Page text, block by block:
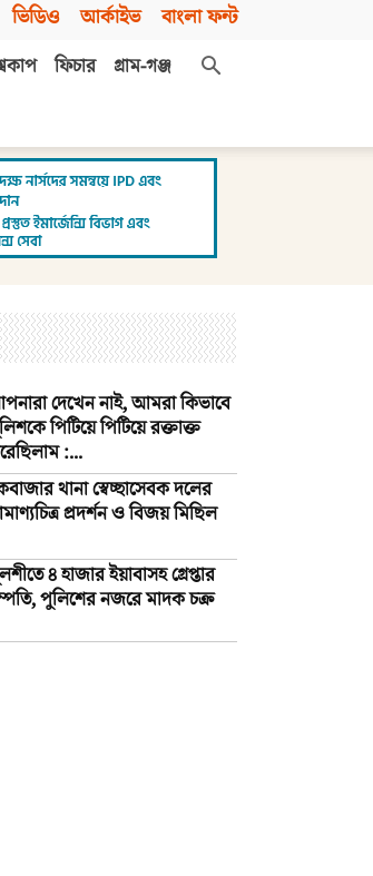
ভিডিও আর্কাইভ বাংলা ফন্ট
ফিচার
গ্রাম-গঞ্জ
দেখেন নাই, আমরা কিভাবে
পিটিয়ে পিটিয়ে রক্তাক্ত
:...
থানা স্বেচ্ছাসেবক দলের
প্রদর্শন ও বিজয় মিছিল
৪ হাজার ইয়াবাসহ গ্রেপ্তার
পুলিশের নজরে মাদক চক্র